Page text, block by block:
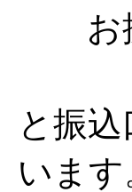
お振
普
と振
います